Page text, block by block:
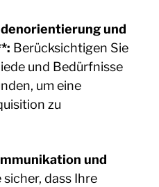
und
Berücksichtigen Sie
und Bedürfnisse
um eine
zu
und
sicher, dass Ihre